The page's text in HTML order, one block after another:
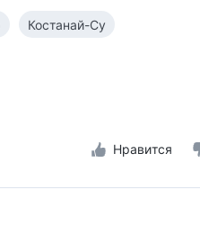
Костанай-Су
Нравится